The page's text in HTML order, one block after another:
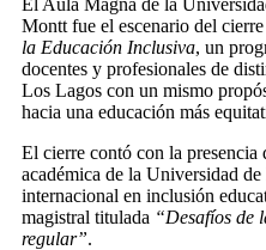
El Aula Magna de la
Montt fue el escenario del
la Educación Inclusiva, un
docentes y profesionales de
Los Lagos con un mismo
hacia una educación más
El cierre contó con la
académica de la Universidad
internacional en inclusión
magistral titulada “Desafíos de
regular”.